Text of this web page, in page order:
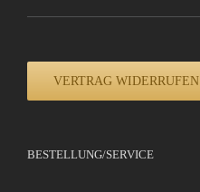
VERTRAG WIDERRUFEN
BESTELLUNG/SERVICE